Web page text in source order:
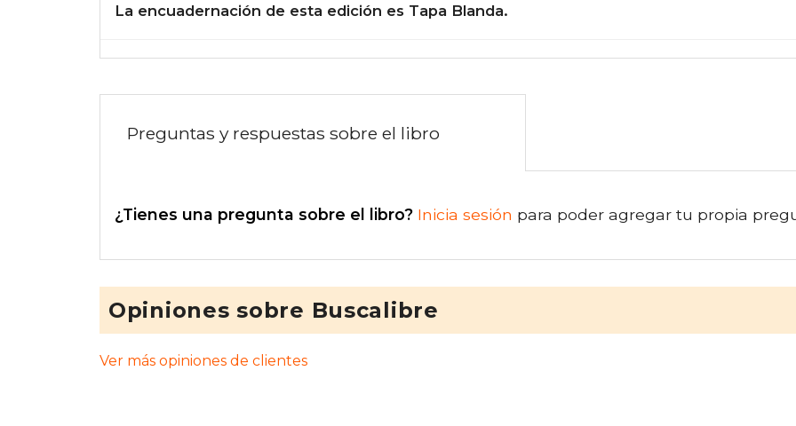
La encuadernación de esta edición es Tapa Blanda.
Preguntas y respuestas sobre el libro
¿Tienes una pregunta sobre el libro? Inicia sesión para poder agregar tu propia
Opiniones sobre Buscalibre
Ver más opiniones de clientes